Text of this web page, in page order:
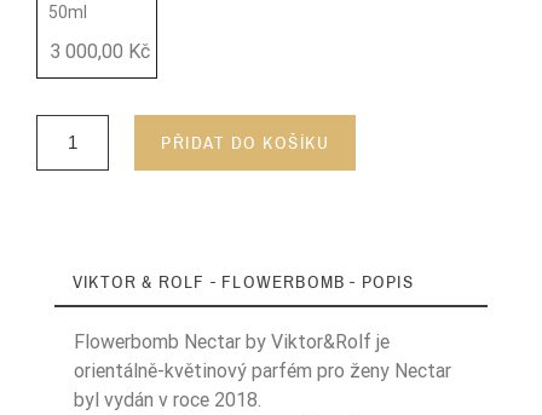
50ml
3 000,00 Kč
PŘIDAT DO KOŠÍKU
VIKTOR & ROLF - FLOWERBOMB - POPIS
Flowerbomb Nectar by Viktor&Rolf je
orientálně-květinový parfém pro ženy Nectar
byl vydán v roce 2018.